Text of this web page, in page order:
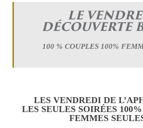
LE
DÉCOUVERTE
100 % COUPLES 100%
LES VENDREDI DE
LES SEULES SOIRÉES
FEMMES